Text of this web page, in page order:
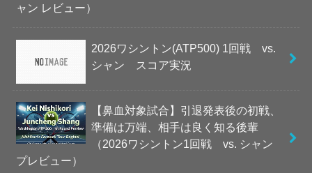
ャン レビュー）
2026ワシントン(ATP500) 1回戦 vs.
シャン スコア実況
【鼻血対象試合】引退発表後の初戦、
準備は万端、相手は良く知る後輩
（2026ワシントン1回戦 vs. シャン
プレビュー）